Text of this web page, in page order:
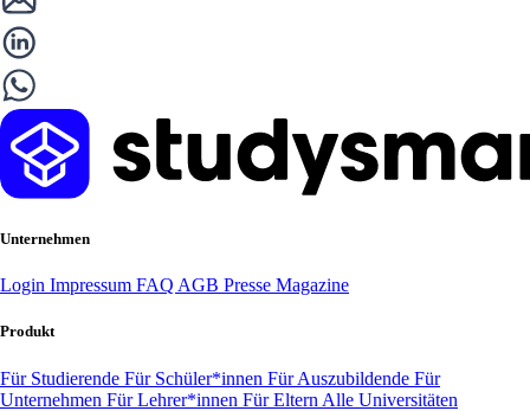
Unternehmen
Login Impressum FAQ AGB Presse Magazine
Produkt
Für Studierende Für Schüler*innen Für Auszubildende Für
Unternehmen Für Lehrer*innen Für Eltern Alle Universitäten